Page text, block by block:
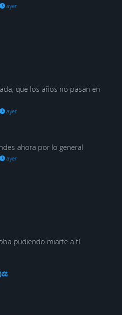
ayer
que los años no pasan en
ayer
ahora por lo general
ayer
pudiendo miarte a tí.